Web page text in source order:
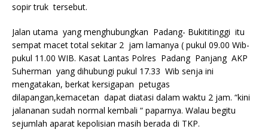
sopir truk tersebut.
Jalan utama yang menghubungkan Padang- Bukititinggi itu
sempat macet total sekitar 2 jam lamanya ( pukul 09.00 Wib-
pukul 11.00 WIB. Kasat Lantas Polres Padang Panjang AKP
Suherman yang dihubungi pukul 17.33 Wib senja ini
mengatakan, berkat kersigapan petugas
dilapangan,kemacetan dapat diatasi dalam waktu 2 jam. “kini
jalananan sudah normal kembali “ paparnya. Walau begitu
sejumlah aparat kepolisian masih berada di TKP.